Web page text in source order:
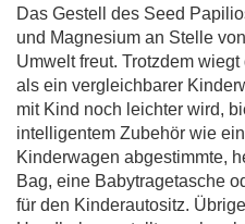
Das Gestell des Seed
und Magnesium an Stelle
Umwelt freut. Trotzdem
als ein vergleichbarer
mit Kind noch leichter wird,
intelligentem Zubehör wie
Kinderwagen abgestimmte,
Bag, eine Babytragetasche
für den Kinderautositz.